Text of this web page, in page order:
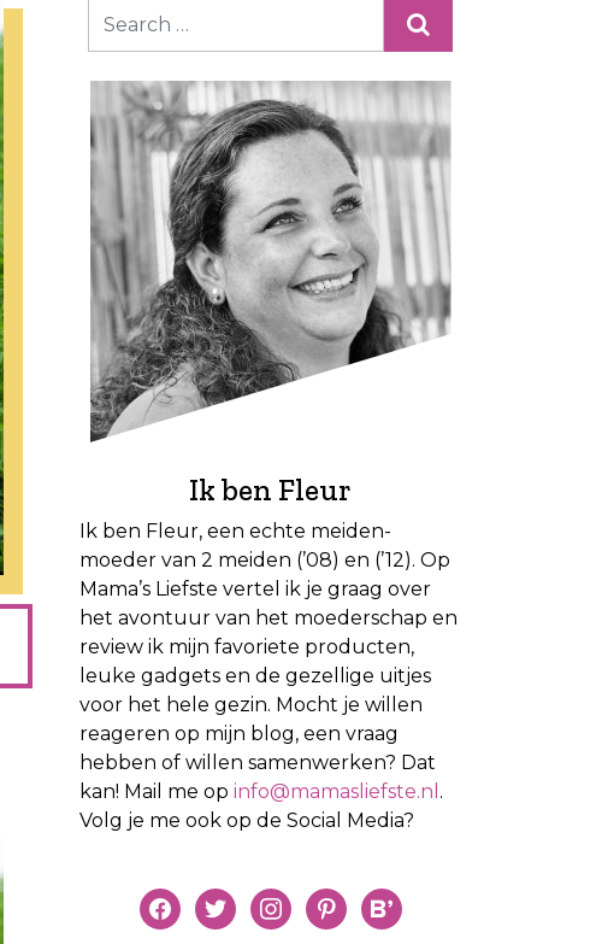
Ik ben Fleur
Ik ben Fleur, een echte meiden-
moeder van 2 meiden (’08) en (’12). Op
Mama’s Liefste vertel ik je graag over
het avontuur van het moederschap en
review ik mijn favoriete producten,
leuke gadgets en de gezellige uitjes
voor het hele gezin. Mocht je willen
reageren op mijn blog, een vraag
hebben of willen samenwerken? Dat
kan! Mail me op info@mamasliefste.nl .
Volg je me ook op de Social Media?
facebooktwitterinstagrampinterestbloglovin